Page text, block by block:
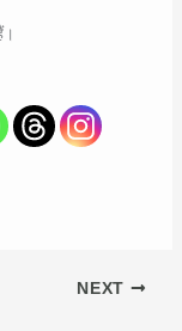
NEXT